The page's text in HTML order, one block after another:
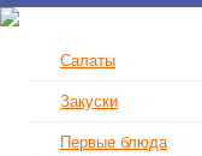
Салаты
Закуски
Первые блюда